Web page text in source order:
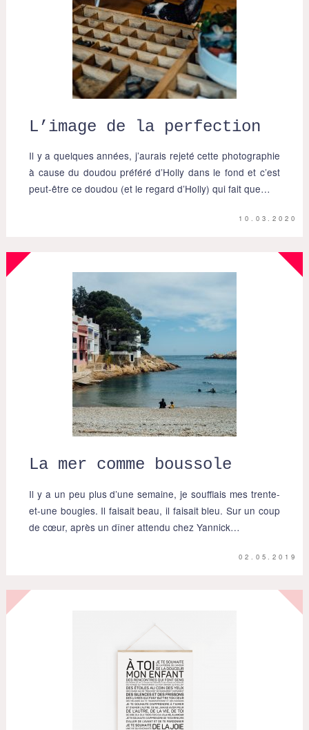
L’image de la perfection
Il y a quelques années, j’aurais rejeté cette photographie
à cause du doudou préféré d’Holly dans le fond et c’est
peut-être ce doudou (et le regard d’Holly) qui fait que…
10.03.2020
La mer comme boussole
Il y a un peu plus d’une semaine, je soufflais mes trente-
et-une bougies. Il faisait beau, il faisait bleu. Sur un coup
de cœur, après un dîner attendu chez Yannick…
02.05.2019